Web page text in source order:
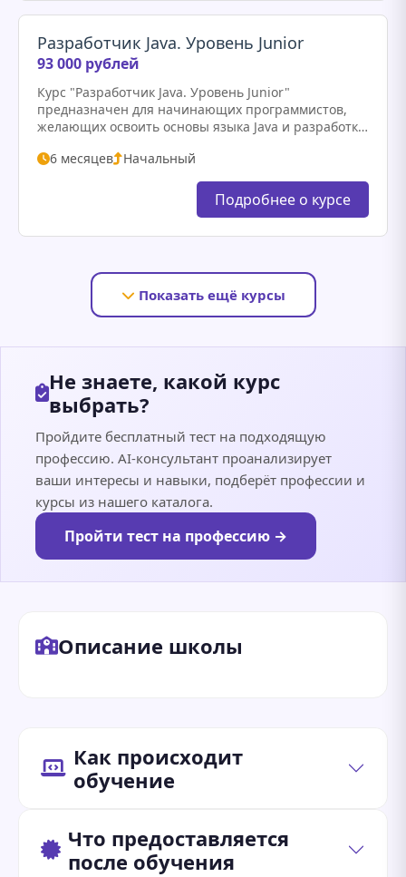
Разработчик Java. Уровень Junior
93 000 рублей
Курс "Разработчик Java. Уровень Junior"
предназначен для начинающих программистов,
желающих освоить основы языка Java и разработки
студенты познакомятся с основами объектно-
ориентированного программирования,
6 месяцев Начальный
Подробнее о курсе
Показать ещё курсы
Не знаете, какой курс
выбрать?
Пройдите бесплатный тест на подходящую
профессию. AI-консультант проанализирует
ваши интересы и навыки, подберёт профессии и
курсы из нашего каталога.
Пройти тест на профессию →
Описание школы
Как происходит
обучение
Что предоставляется
после обучения